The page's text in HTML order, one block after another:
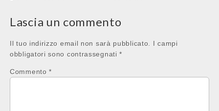
Lascia un commento
Il tuo indirizzo email non sarà pubblicato.
I campi
obbligatori sono contrassegnati*
Commento*